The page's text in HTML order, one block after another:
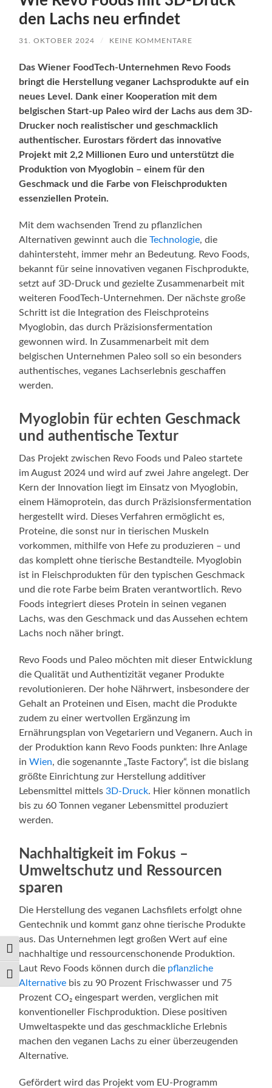
Umschalten auf hohe Kontraste
Schrift vergrößern
den Lachs neu erfindet
31. OKTOBER 2024 / KEINE KOMMENTARE
Das Wiener FoodTech-Unternehmen Revo Foods
bringt die Herstellung veganer Lachsprodukte auf ein
neues Level. Dank einer Kooperation mit dem
belgischen Start-up Paleo wird der Lachs aus dem 3D-
Drucker noch realistischer und geschmacklich
authentischer. Eurostars fördert das innovative
Projekt mit 2,2 Millionen Euro und unterstützt die
Produktion von Myoglobin – einem für den
Geschmack und die Farbe von Fleischprodukten
essenziellen Protein.
Mit dem wachsenden Trend zu pflanzlichen
Alternativen gewinnt auch dieTechnologie, die
dahintersteht, immer mehr an Bedeutung. Revo Foods,
bekannt für seine innovativen veganen Fischprodukte,
setzt auf 3D-Druck und gezielte Zusammenarbeit mit
weiteren FoodTech-Unternehmen. Der nächste große
Schritt ist die Integration des Fleischproteins
Myoglobin, das durch Präzisionsfermentation
gewonnen wird. In Zusammenarbeit mit dem
belgischen Unternehmen Paleo soll so ein besonders
authentisches, veganes Lachserlebnis geschaffen
werden.
Myoglobin für echten Geschmack
und authentische Textur
Das Projekt zwischen Revo Foods und Paleo startete
im August 2024 und wird auf zwei Jahre angelegt. Der
Kern der Innovation liegt im Einsatz von Myoglobin,
einem Hämoprotein, das durch Präzisionsfermentation
hergestellt wird. Dieses Verfahren ermöglicht es,
Proteine, die sonst nur in tierischen Muskeln
vorkommen, mithilfe von Hefe zu produzieren – und
das komplett ohne tierische Bestandteile. Myoglobin
ist in Fleischprodukten für den typischen Geschmack
und die rote Farbe beim Braten verantwortlich. Revo
Foods integriert dieses Protein in seinen veganen
Lachs, was den Geschmack und das Aussehen echtem
Lachs noch näher bringt.
Revo Foods und Paleo möchten mit dieser Entwicklung
die Qualität und Authentizität veganer Produkte
revolutionieren. Der hohe Nährwert, insbesondere der
Gehalt an Proteinen und Eisen, macht die Produkte
zudem zu einer wertvollen Ergänzung im
Ernährungsplan von Vegetariern und Veganern. Auch in
der Produktion kann Revo Foods punkten: Ihre Anlage
inWien, die sogenannte „Taste Factory“, ist die bislang
größte Einrichtung zur Herstellung additiver
Lebensmittel mittels3D-Druck. Hier können monatlich
bis zu 60 Tonnen veganer Lebensmittel produziert
werden.
Nachhaltigkeit im Fokus –
Umweltschutz und Ressourcen
sparen
Die Herstellung des veganen Lachsfilets erfolgt ohne
Gentechnik und kommt ganz ohne tierische Produkte
aus. Das Unternehmen legt großen Wert auf eine
nachhaltige und ressourcenschonende Produktion.
Laut Revo Foods können durch die pflanzliche
Alternative bis zu 90 Prozent Frischwasser und 75
Prozent CO₂ eingespart werden, verglichen mit
konventioneller Fischproduktion. Diese positiven
Umweltaspekte und das geschmackliche Erlebnis
machen den veganen Lachs zu einer überzeugenden
Alternative.
Gefördert wird das Projekt vom EU-Programm